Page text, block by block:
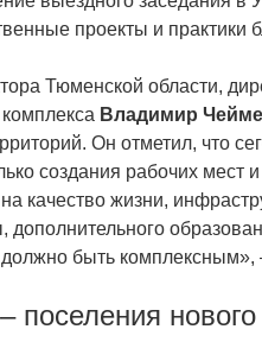
проекты и практики
Тюменской области,
Владимир
Он отметил, что
создания рабочих
качество жизни,
дополнительного
должно быть
поселения